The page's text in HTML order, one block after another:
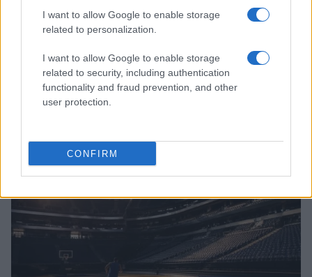
I want to allow Google to enable storage
related to personalization.
I want to allow Google to enable storage
related to security, including authentication
functionality and fraud prevention, and other
user protection.
CONFIRM
Formula e date dei campionati regionali di basket
BASKET